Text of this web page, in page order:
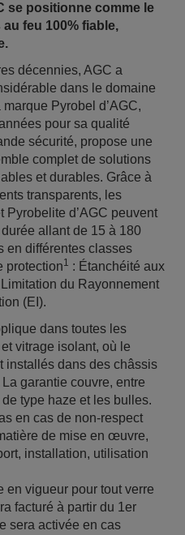
se positionne comme le
feu 100% fiable,
décennies, AGC a
dans le domaine
Pyrobel d’AGC,
pour sa qualité
sécurité, propose une
complet de solutions
et durables. Grâce à
transparents, les
d’AGC peuvent
allant de 15 à 180
en différentes classes
protection1 : Étanchéité aux
du Rayonnement
(EI).
dans toutes les
vitrage isolant, où le
installés dans des châssis
garantie couvre, entre
type haze et les bulles.
en cas de non-respect
de mise en œuvre,
installation, utilisation
en vigueur pour tout verre
facturé à partir du 1er
sera activée en cas